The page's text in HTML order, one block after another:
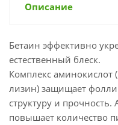
Описание
Бетаин эффективно
естественный блеск.
Комплекс аминокислот
лизин) защищает
структуру и прочность.
повышает количество